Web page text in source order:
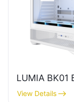
LUMIA
View Details